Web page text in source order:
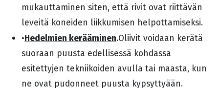
mukauttaminen siten, että rivit ovat riittävän
leveitä koneiden liikkumisen helpottamiseksi.
•Hedelmien kerääminen.Oliivit voidaan kerätä
suoraan puusta edellisessä kohdassa
esitettyjen tekniikoiden avulla tai maasta, kun
ne ovat pudonneet puusta kypsyttyään.